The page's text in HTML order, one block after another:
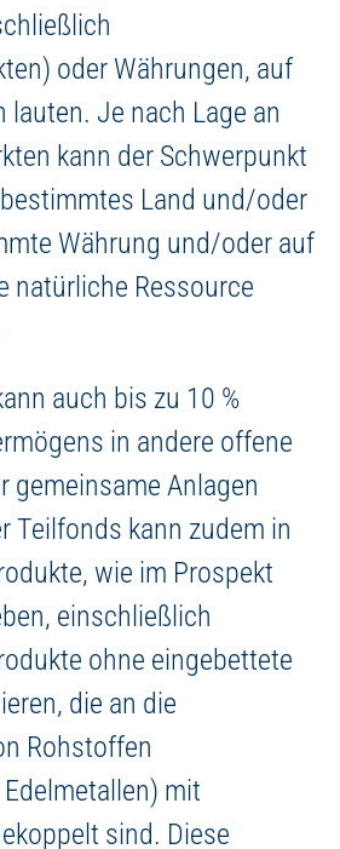
oder Währungen, auf
lauten. Je nach Lage an
kann der Schwerpunkt
Land und/oder
Währung und/oder auf
natürliche Ressource
auch bis zu 10 %
in andere offene
gemeinsame Anlagen
Teilfonds kann zudem in
wie im Prospekt
einschließlich
ohne eingebettete
die an die
Rohstoffen
mit
sind. Diese